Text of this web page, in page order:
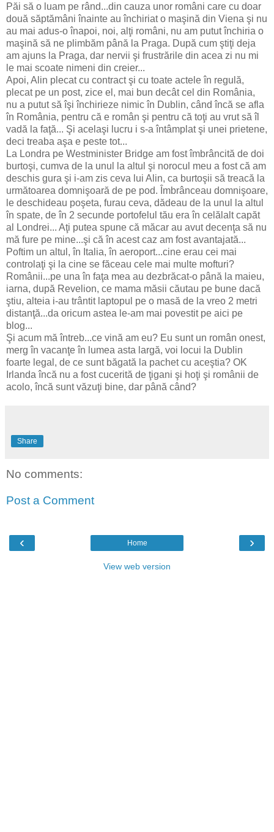
Păi să o luam pe rând...din cauza unor români care cu doar
două săptămâni înainte au închiriat o maşină din Viena şi nu
au mai adus-o înapoi, noi, alţi români, nu am putut închiria o
maşină să ne plimbăm până la Praga. După cum ştiţi deja
am ajuns la Praga, dar nervii şi frustrările din acea zi nu mi
le mai scoate nimeni din creier...
Apoi, Alin plecat cu contract şi cu toate actele în regulă,
plecat pe un post, zice el, mai bun decât cel din România,
nu a putut să îşi închirieze nimic în Dublin, când încă se afla
în România, pentru că e român şi pentru că toţi au vrut să îl
vadă la faţă... Şi acelaşi lucru i s-a întâmplat şi unei prietene,
deci treaba aşa e peste tot...
La Londra pe Westminister Bridge am fost îmbrâncită de doi
burtoşi, cumva de la unul la altul şi norocul meu a fost că am
deschis gura şi i-am zis ceva lui Alin, ca burtoşii să treacă la
următoarea domnişoară de pe pod. Îmbrânceau domnişoare,
le deschideau poşeta, furau ceva, dădeau de la unul la altul
în spate, de în 2 secunde portofelul tău era în celălalt capăt
al Londrei... Aţi putea spune că măcar au avut decenţa să nu
mă fure pe mine...şi că în acest caz am fost avantajată...
Poftim un altul, în Italia, în aeroport...cine erau cei mai
controlaţi şi la cine se făceau cele mai multe mofturi?
Românii...pe una în faţa mea au dezbrăcat-o până la maieu,
iarna, după Revelion, ce mama măsii căutau pe bune dacă
ştiu, alteia i-au trântit laptopul pe o masă de la vreo 2 metri
distanţă...da oricum astea le-am mai povestit pe aici pe
blog...
Şi acum mă întreb...ce vină am eu? Eu sunt un român onest,
merg în vacanţe în lumea asta largă, voi locui la Dublin
foarte legal, de ce sunt băgată la pachet cu aceştia? OK
Irlanda încă nu a fost cucerită de ţigani şi hoţi şi românii de
acolo, încă sunt văzuţi bine, dar până când?
Share
No comments:
Post a Comment
‹ ›
Home
View web version